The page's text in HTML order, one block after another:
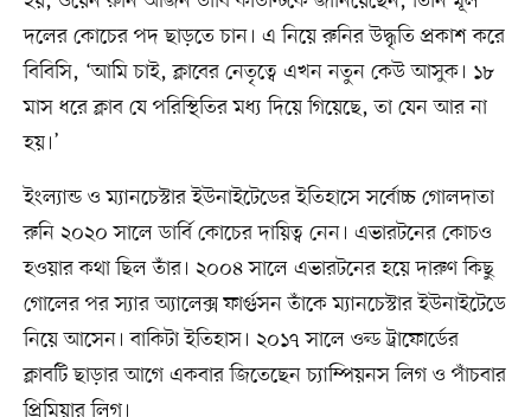
দলের কোচের পদ ছাড়তে চান। এ নিয়ে রুনির উদ্ধৃতি প্রকাশ করে
বিবিসি, ‘আমি চাই, ক্লাবের নেতৃত্বে এখন নতুন কেউ আসুক। ১৮
মাস ধরে ক্লাব যে পরিস্থিতির মধ্য দিয়ে গিয়েছে, তা যেন আর না
হয়।’
ইংল্যান্ড ও ম্যানচেস্টার ইউনাইটেডের ইতিহাসে সর্বোচ্চ গোলদাতা
রুনি ২০২০ সালে ডার্বি কোচের দায়িত্ব নেন। এভারটনের কোচও
হওয়ার কথা ছিল তাঁর। ২০০৪ সালে এভারটনের হয়ে দারুণ কিছু
গোলের পর স্যার অ্যালেক্স ফার্গুসন তাঁকে ম্যানচেস্টার ইউনাইটেডে
নিয়ে আসেন। বাকিটা ইতিহাস। ২০১৭ সালে ওল্ড ট্রাফোর্ডের
ক্লাবটি ছাড়ার আগে একবার জিতেছেন চ্যাম্পিয়নস লিগ ও পাঁচবার
প্রিমিয়ার লিগ।